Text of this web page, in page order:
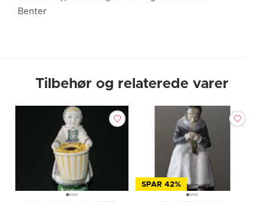
Benter
Tilbehør og relaterede varer
SPAR 42%